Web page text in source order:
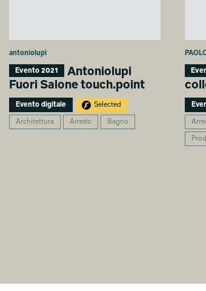
antoniolupi
Evento 2021
Antoniolupi
Fuori Salone touch.point
Evento digitale Selected
Architettura Arredo Bagno